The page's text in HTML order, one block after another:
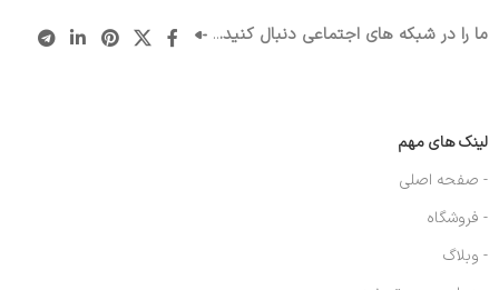
ما را در شبکه های اجتماعی دنبال کنید...
لینک های مهم
- صفحه اصلی
- فروشگاه
- وبلاگ